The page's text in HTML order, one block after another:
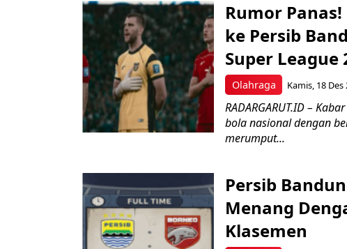
Olahraga
Rumor
ke Persib
Super League
Kamis, 18 Des
RADARGARUT.ID –
bola nasional dengan
merumput...
Persib
Menang
Klasemen